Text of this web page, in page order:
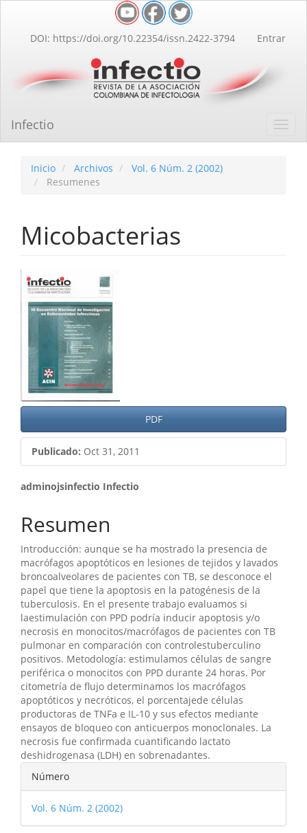
Contenido
principal
lateral
DOI: https://doi.org/10.22354/issn.2422-3794 Entrar
Infectio
Inicio Archivos
Vol. 6 Núm. 2 (2002)
Resumenes
Micobacterias
Barra
lateral
del
artículo
PDF
Publicado: Oct 31, 2011
Contenido
principal
del
artículo
adminojsinfectio Infectio
Resumen
Introducción: aunque se ha mostrado la presencia de
macrófagos apoptóticos en lesiones de tejidos y lavados
broncoalveolares de pacientes con TB, se desconoce el
papel que tiene la apoptosis en la patogénesis de la
tuberculosis. En el presente trabajo evaluamos si
laestimulación con PPD podría inducir apoptosis y/o
necrosis en monocitos/macrófagos de pacientes con TB
pulmonar en comparación con controlestuberculino
positivos. Metodología: estimulamos células de sangre
periférica o monocitos con PPD durante 24 horas. Por
citometría de flujo determinamos los macrófagos
apoptóticos y necróticos, el porcentajede células
productoras de TNFa e IL-10 y sus efectos mediante
ensayos de bloqueo con anticuerpos monoclonales. La
necrosis fue confirmada cuantificando lactato
deshidrogenasa (LDH) en sobrenadantes.
Detalles
del
artículo
Número
Vol. 6 Núm. 2 (2002)